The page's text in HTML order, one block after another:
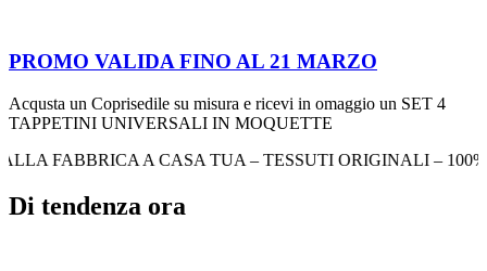
PROMO VALIDA FINO AL 21 MARZO
Acqusta un Coprisedile su misura e ricevi in omaggio un SET 4
TAPPETINI UNIVERSALI IN MOQUETTE​
A CASA TUA – TESSUTI ORIGINALI – 100%
Di tendenza ora